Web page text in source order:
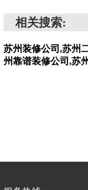
相关搜索:
苏州装修公司,苏州
州靠谱装修公司,苏